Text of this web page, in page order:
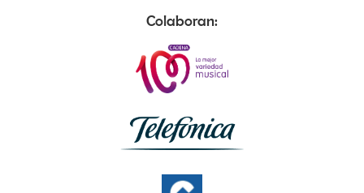
Colaboran: